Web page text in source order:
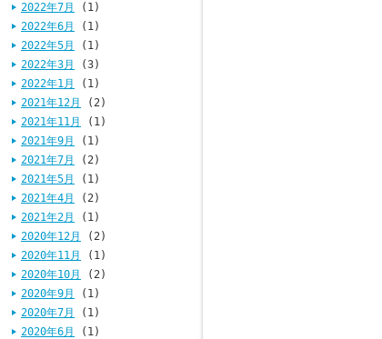
2022年7月
(1)
2022年6月
(1)
2022年5月
(1)
2022年3月
(3)
2022年1月
(1)
2021年12月
(2)
2021年11月
(1)
2021年9月
(1)
2021年7月
(2)
2021年5月
(1)
2021年4月
(2)
2021年2月
(1)
2020年12月
(2)
2020年11月
(1)
2020年10月
(2)
2020年9月
(1)
2020年7月
(1)
2020年6月
(1)